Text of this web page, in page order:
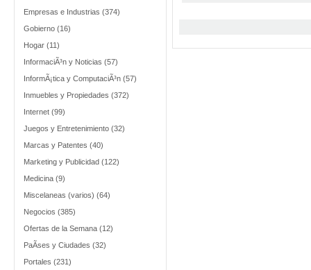
Empresas e Industrias (374)
Gobierno (16)
Hogar (11)
InformaciÃ³n y Noticias (57)
InformÃ¡tica y ComputaciÃ³n (57)
Inmuebles y Propiedades (372)
Internet (99)
Juegos y Entretenimiento (32)
Marcas y Patentes (40)
Marketing y Publicidad (122)
Medicina (9)
Miscelaneas (varios) (64)
Negocios (385)
Ofertas de la Semana (12)
PaÃ­ses y Ciudades (32)
Portales (231)